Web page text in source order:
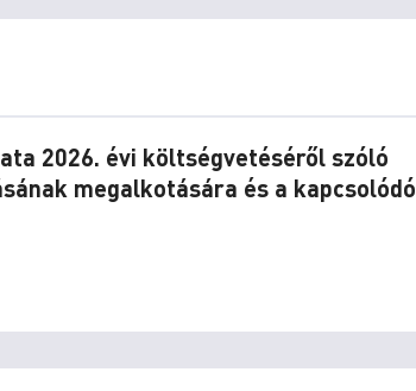
2026. évi költségvetéséről szóló
megalkotására és a kapcsolódó